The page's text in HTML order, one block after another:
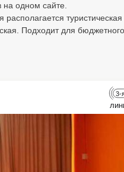
одном сайте.
Подходит для
3-